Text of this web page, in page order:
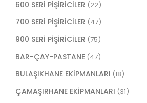
600 SERİ PİŞİRİCİLER (22)
700 SERİ PİŞİRİCİLER (47)
900 SERİ PİŞİRİCİLER (75)
BAR-ÇAY-PASTANE (47)
BULAŞIKHANE EKİPMANLARI (18)
ÇAMAŞIRHANE EKİPMANLARI (31)